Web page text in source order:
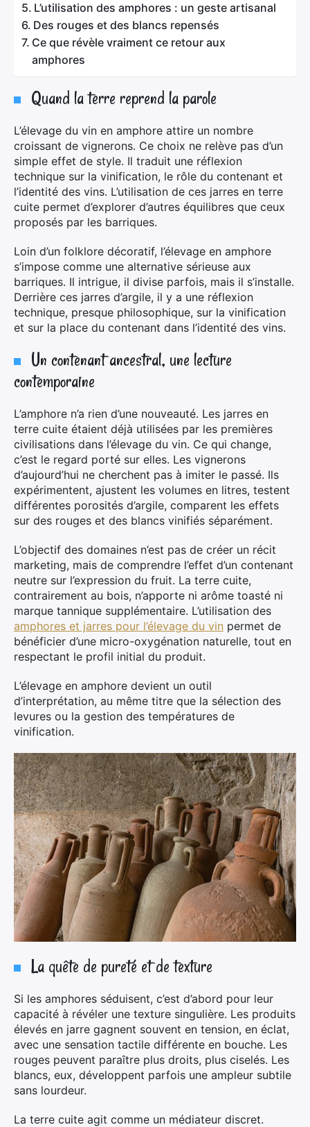
L’utilisation des amphores : un geste artisanal
Des rouges et des blancs repensés
Ce que révèle vraiment ce retour aux
amphores
Quand la terre reprend la parole
L’élevage du vin en amphore attire un nombre
croissant de vignerons. Ce choix ne relève pas d’un
simple effet de style. Il traduit une réflexion
technique sur la vinification, le rôle du contenant et
l’identité des vins. L’utilisation de ces jarres en terre
cuite permet d’explorer d’autres équilibres que ceux
proposés par les barriques.
Loin d’un folklore décoratif, l’élevage en amphore
s’impose comme une alternative sérieuse aux
barriques. Il intrigue, il divise parfois, mais il s’installe.
Derrière ces jarres d’argile, il y a une réflexion
technique, presque philosophique, sur la vinification
et sur la place du contenant dans l’identité des vins.
Un contenant ancestral, une lecture
contemporaine
L’amphore n’a rien d’une nouveauté. Les jarres en
terre cuite étaient déjà utilisées par les premières
civilisations dans l’élevage du vin. Ce qui change,
c’est le regard porté sur elles. Les vignerons
d’aujourd’hui ne cherchent pas à imiter le passé. Ils
expérimentent, ajustent les volumes en litres, testent
différentes porosités d’argile, comparent les effets
sur des rouges et des blancs vinifiés séparément.
L’objectif des domaines n’est pas de créer un récit
marketing, mais de comprendre l’effet d’un contenant
neutre sur l’expression du fruit. La terre cuite,
contrairement au bois, n’apporte ni arôme toasté ni
marque tannique supplémentaire. L’utilisation des
amphores et jarres pour l’élevage du vin permet de
bénéficier d’une micro-oxygénation naturelle, tout en
respectant le profil initial du produit.
L’élevage en amphore devient un outil
d’interprétation, au même titre que la sélection des
levures ou la gestion des températures de
vinification.
La quête de pureté et de texture
Si les amphores séduisent, c’est d’abord pour leur
capacité à révéler une texture singulière. Les produits
élevés en jarre gagnent souvent en tension, en éclat,
avec une sensation tactile différente en bouche. Les
rouges peuvent paraître plus droits, plus ciselés. Les
blancs, eux, développent parfois une ampleur subtile
sans lourdeur.
La terre cuite agit comme un médiateur discret.